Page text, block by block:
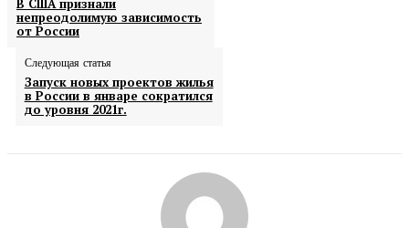
В США признали
непреодолимую зависимость
от России
Следующая статья
Запуск новых проектов жилья
в России в январе сократился
до уровня 2021г.